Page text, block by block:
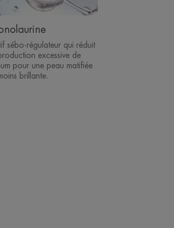
sébo-régulateur qui réduit
excessive de
pour une peau matifiée
brillante.